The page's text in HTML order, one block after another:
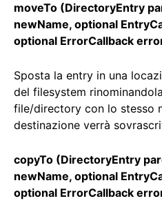
moveTo (DirectoryEntry
newName, optional
optional ErrorCallback
Sposta la entry in una
del filesystem
file/directory con lo stesso
destinazione verrà
copyTo (DirectoryEntry
newName, optional
optional ErrorCallback